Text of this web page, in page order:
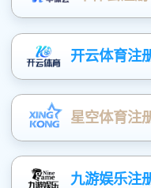
Copyright @2015 深圳市筑道建